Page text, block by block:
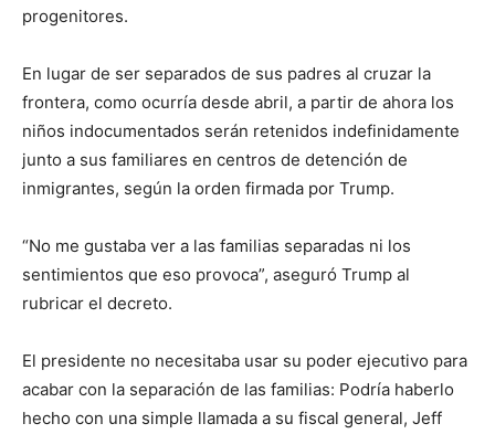
progenitores.
En lugar de ser separados de sus padres al cruzar la
frontera, como ocurría desde abril, a partir de ahora los
niños indocumentados serán retenidos indefinidamente
junto a sus familiares en centros de detención de
inmigrantes, según la orden firmada por Trump.
“No me gustaba ver a las familias separadas ni los
sentimientos que eso provoca”, aseguró Trump al
rubricar el decreto.
El presidente no necesitaba usar su poder ejecutivo para
acabar con la separación de las familias: Podría haberlo
hecho con una simple llamada a su fiscal general, Jeff